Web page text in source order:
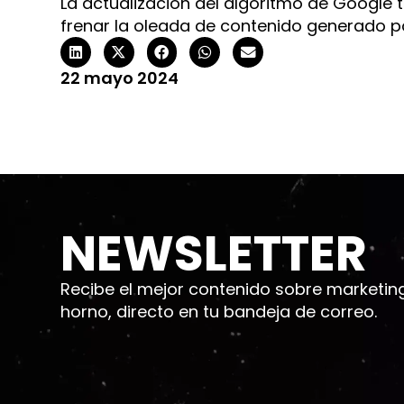
frenar la oleada de contenido generado
22 mayo 2024
NEWSLETTER
Recibe el mejor contenido sobre
horno, directo en tu bandeja de correo.